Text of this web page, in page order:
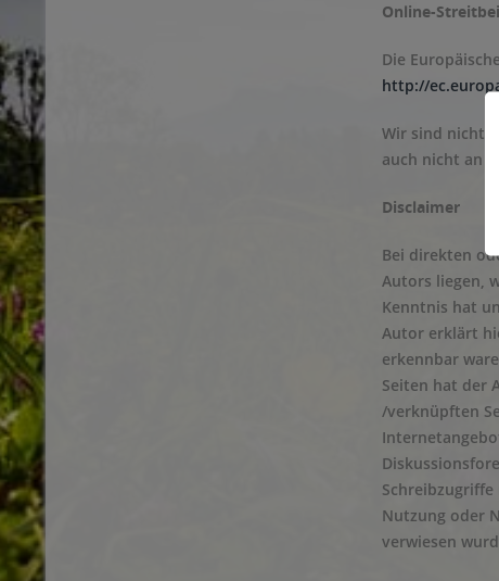
Online-
Die
http://
Wir sind nicht
auch nicht an
Disclaimer
Bei direkten
Autors liegen,
Kenntnis hat
Autor erklärt
erkennbar
Seiten hat der
/verknüpften
Nutzung oder
verwiesen